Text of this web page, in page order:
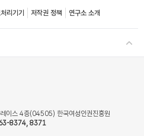
리기기 저작권 정책 연구소 소개
이스 4층(04505) 한국여성인권진흥원
8374, 8371